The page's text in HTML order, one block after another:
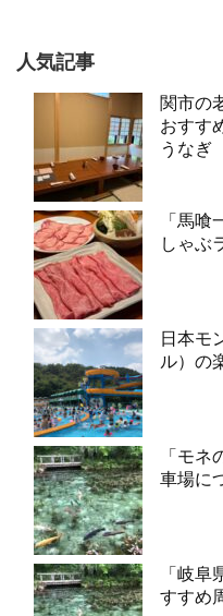
人気記事
関市の
おすす
うなぎ
「馬
しゃぶ
日本モ
ル）の
「モ
車場に
「岐
すすめ